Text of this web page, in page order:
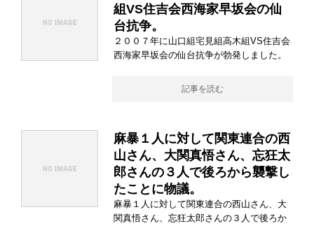
組VS住吉会西海家早坂会の仙
台抗争。
２００７年に山口組宅見組高木組VS住吉会
西海家早坂会の仙台抗争が勃発しました。
記事を読む
麻暴１人に対して関東連合の西
山さん、大関真悟さん、忘狂太
郎さんの３人で後ろから襲撃し
たことに物議。
麻暴１人に対して関東連合の西山さん、大
関真悟さん、忘狂太郎さんの３人で後ろか